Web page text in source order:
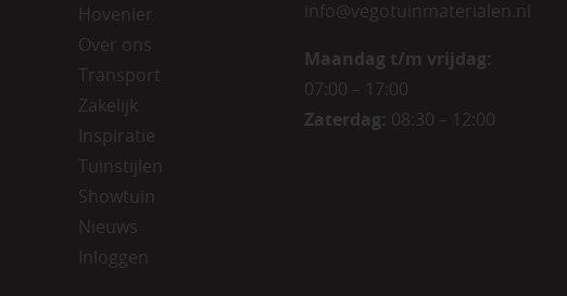
Hovenier
Over ons
Transport
Zakelijk
Inspiratie
Tuinstijlen
Showtuin
Nieuws
Inloggen
info@vegotuinmaterialen.nl
Maandag t/m vrijdag:
07:00 – 17:00
Zaterdag: 08:30 – 12:00